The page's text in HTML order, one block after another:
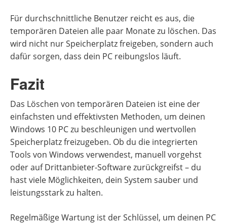
Für durchschnittliche Benutzer reicht es aus, die
temporären Dateien alle paar Monate zu löschen. Das
wird nicht nur Speicherplatz freigeben, sondern auch
dafür sorgen, dass dein PC reibungslos läuft.
Fazit
Das Löschen von temporären Dateien ist eine der
einfachsten und effektivsten Methoden, um deinen
Windows 10 PC zu beschleunigen und wertvollen
Speicherplatz freizugeben. Ob du die integrierten
Tools von Windows verwendest, manuell vorgehst
oder auf Drittanbieter-Software zurückgreifst – du
hast viele Möglichkeiten, dein System sauber und
leistungsstark zu halten.
Regelmäßige Wartung ist der Schlüssel, um deinen PC